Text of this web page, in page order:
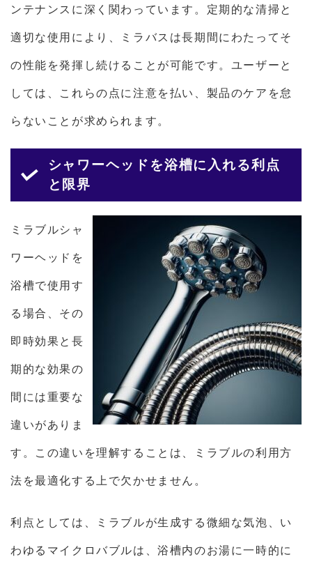
ンテナンスに深く関わっています。定期的な清掃と
適切な使用により、ミラバスは長期間にわたってそ
の性能を発揮し続けることが可能です。ユーザーと
しては、これらの点に注意を払い、製品のケアを怠
らないことが求められます。
シャワーヘッドを浴槽に入れる利点
と限界
ミラブルシャ
ワーヘッドを
浴槽で使用す
る場合、その
即時効果と長
期的な効果の
間には重要な
違いがありま
す。この違いを理解することは、ミラブルの利用方
法を最適化する上で欠かせません。
利点としては、ミラブルが生成する微細な気泡、い
わゆるマイクロバブルは、浴槽内のお湯に一時的に